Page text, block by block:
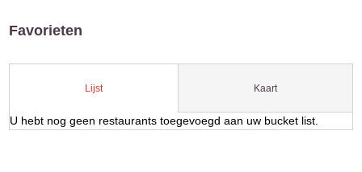
Favorieten
Lijst Kaart
U hebt nog geen restaurants toegevoegd aan uw bucket list.